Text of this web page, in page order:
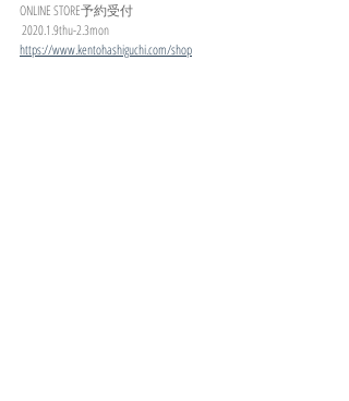
ONLINE STORE予約受付
2020.1.9thu-2.3mon
https://www.kentohashiguchi.com/shop